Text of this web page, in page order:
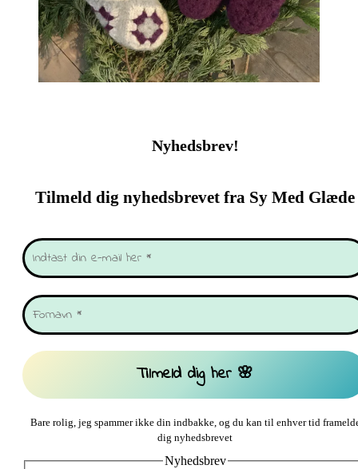
Nyhedsbrev!
Tilmeld dig nyhedsbrevet fra Sy Med Glæde
Bare rolig, jeg spammer ikke din indbakke, og du kan til enhver tid
dig nyhedsbrevet
Nyhedsbrev